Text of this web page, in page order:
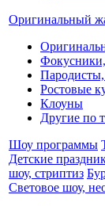
Оригинальный
Ростовые
Клоуны
Другие по
Шоу программы
Детские
шоу, стриптиз
Световое шоу,